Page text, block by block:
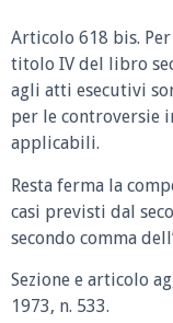
Articolo 618 bis.
titolo IV del libro
agli atti esecutivi
per le controversie
applicabili.
Resta ferma la
casi previsti dal
secondo comma
Sezione e articolo
1973, n. 533.